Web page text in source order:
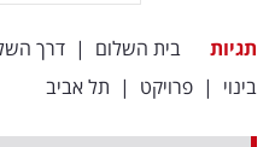
תגיות בית השלום | דרך
בינוי | פרויקט | תל אביב